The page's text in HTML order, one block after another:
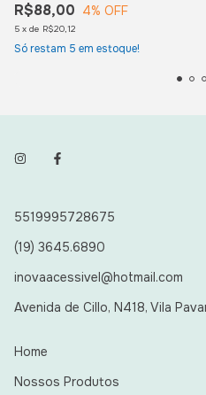
R$88,00 4% OFF
5 x de R$20,12
Só restam 5 em estoque!
5519995728675
(19) 3645.6890
inovaacessivel@hotmail.com
Avenida de Cillo, N418, Vila
Home
Nossos Produtos